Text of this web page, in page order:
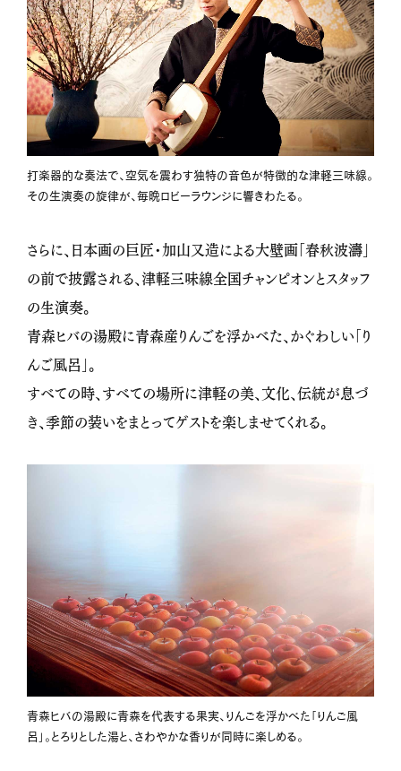
打楽器的な奏法で、空気を震わす独特の音色が特徴的な津軽三味線。
その生演奏の旋律が、毎晩ロビーラウンジに響きわたる。
さらに、日本画の巨匠・加山又造による大壁画「春秋波濤」
の前で披露される、津軽三味線全国チャンピオンとスタッフ
の生演奏。
青森ヒバの湯殿に青森産りんごを浮かべた、かぐわしい「り
んご風呂」。
すべての時、すべての場所に津軽の美、文化、伝統が息づ
き、季節の装いをまとってゲストを楽しませてくれる。
青森ヒバの湯殿に青森を代表する果実、りんごを浮かべた「りんご風
呂」。とろりとした湯と、さわやかな香りが同時に楽しめる。